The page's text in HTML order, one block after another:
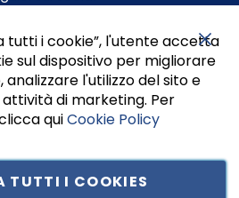
tutti i cookie”, l'utente accetta
sul dispositivo per migliorare
analizzare l'utilizzo del sito e
di marketing. Per
quiCookie Policy
TUTTI I COOKIES